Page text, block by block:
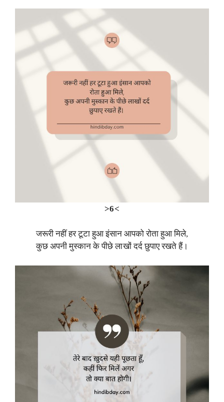
>6<
जरूरी नहीं हर टूटा हुआ इंसान आपको रोता हुआ मिले,
कुछ अपनी मुस्कान के पीछे लाखों दर्द छुपाए रखते हैं।